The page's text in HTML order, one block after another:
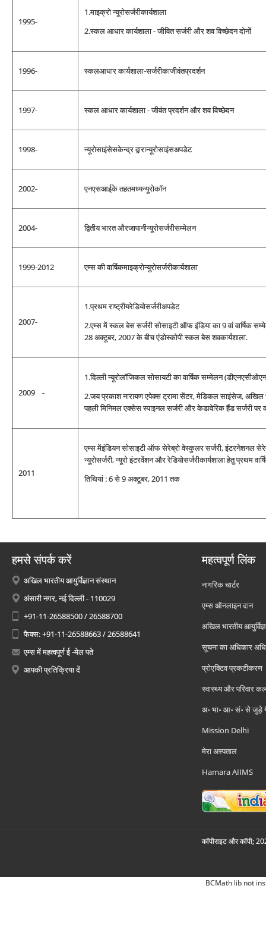
1995-
1.माइक्रो न्यूरोसर्जरीकार्यशाला
2.स्‍कल आधार कार्यशाला - जीवित सर्जरी और शव विच्छेदन दोनों
1996- स्‍कलआधार कार्यशाला-सर्जरीकाजीवंतप्रदर्शन
1997- स्‍कल आधार कार्यशाला - जीवंत प्रदर्शन और शव विच्छेदन
1998- न्यूरोसाइंसेसकेन्द्र द्वारान्यूरोसाइंसअपडेट
2002- एनएसआईके तहतमध्यन्यूरोकॉन
2004- द्वितीय भारत औरजापानीन्यूरोसर्जरीसम्मेलन
1999-2012 एम्स की वार्षिकमाइक्रोन्यूरोसर्जरीकार्यशाला
2007-
1.प्रथम राष्ट्रीयरेडियोसर्जरीअपडेट
2.एम्स में स्‍कल बेस सर्जरी सोसाइटी ऑफ इंडिया का 9 वां वार्षिक
28 अक्टूबर, 2007 के बीच एंडोस्कोपी स्‍कल बेस शवकार्यशाला.
2009 -
1.दिल्ली न्यूरोलॉजिकल सोसायटी का वार्षिक सम्मेलन
2.जय प्रकाश नारायण एपेक्स ट्रामा सेंटर, मेडिकल साइंसेज, अखिल
पहली मिनिमल एक्सेस स्पाइनल सर्जरी और केडावेरिक हैंड सर्जरी पर
2011
एम्स मेंइंडियन सोसाइटी ऑफ सेरेब्रो वेस्‍कुलर सर्जरी, इंटरनेशनल
न्यूरोसर्जरी, न्यूरो इंटरवेंशन और रेडियोसर्जरीकार्यशाला हेतु प्रथम
तिथियां : 6 से 9 अक्टूबर, 2011 तक
हमसे संपर्क करें
अखिल भारतीय आयुर्विज्ञान संस्थान
अंसारी नगर, नई दिल्ली - 110029
+91-11-26588500 / 26588700
फैक्स: +91-11-26588663 / 26588641
एम्स में महत्वपूर्ण ई -मेल पते
आपकी प्रतिक्रिया दें
महत्वपूर्ण लिंक
नागरिक चार्टर
एम्स ऑनलाइन दान
अखिल भारतीय
सूचना का अधिकार
प्रोएक्टिव प्रकटीकरण
स्वास्थ्य और परिवार
अ॰ भा॰ आ॰ सं॰ से जुड़े
Mission Delhi
मेरा अस्पताल
Hamara AIIMS
कॉपीराइट और कॉपी;
BCMath lib not